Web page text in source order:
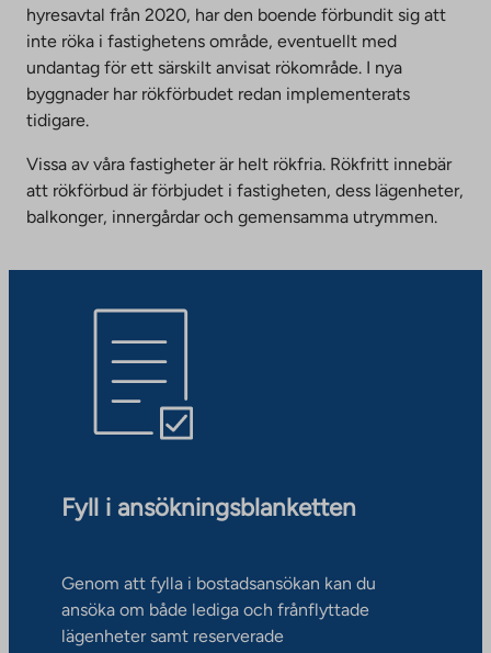
hyresavtal från 2020, har den boende förbundit sig att
inte röka i fastighetens område, eventuellt med
undantag för ett särskilt anvisat rökområde. I nya
byggnader har rökförbudet redan implementerats
tidigare.
Vissa av våra fastigheter är helt rökfria. Rökfritt innebär
att rökförbud är förbjudet i fastigheten, dess lägenheter,
balkonger, innergårdar och gemensamma utrymmen.
Fyll i ansökningsblanketten
Genom att fylla i bostadsansökan kan du
ansöka om både lediga och frånflyttade
lägenheter samt reserverade